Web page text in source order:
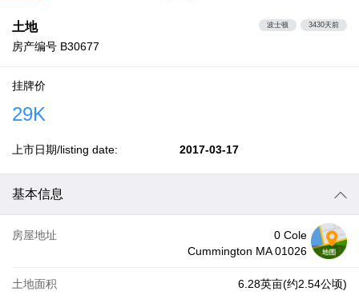
土地
房产编号 B30677
波士顿 3430天前
挂牌价
29K
上市日期/listing date: 2017-03-17
基本信息
房屋地址
0 Cole
Cummington MA 01026
土地面积 6.28英亩(约2.54公顷)